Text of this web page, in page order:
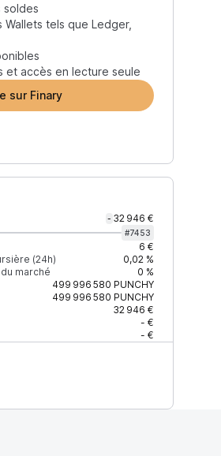
soldes
tels que Ledger,
et accès en lecture seule
sur Finary
- 32 946 €
#7453
6 €
(24h)
0,02 %
marché
0 %
499 996 580 PUNCHY
499 996 580 PUNCHY
32 946 €
- €
- €
Confiance Mis à jour